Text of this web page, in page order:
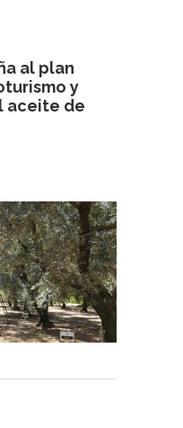
al plan
y
aceite de